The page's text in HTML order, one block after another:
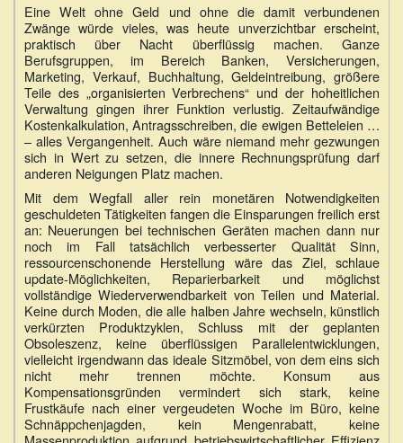
Eine Welt ohne Geld und ohne die damit verbundenen
Zwänge würde vieles, was heute unverzichtbar erscheint,
praktisch über Nacht überflüssig machen. Ganze
Berufsgruppen, im Bereich Banken, Versicherungen,
Marketing, Verkauf, Buchhaltung, Geldeintreibung, größere
Teile des „organisierten Verbrechens“ und der hoheitlichen
Verwaltung gingen ihrer Funktion verlustig. Zeitaufwändige
Kostenkalkulation, Antragsschreiben, die ewigen Betteleien …
– alles Vergangenheit. Auch wäre niemand mehr gezwungen
sich in Wert zu setzen, die innere Rechnungsprüfung darf
anderen Neigungen Platz machen.
Mit dem Wegfall aller rein monetären Notwendigkeiten
geschuldeten Tätigkeiten fangen die Einsparungen freilich erst
an: Neuerungen bei technischen Geräten machen dann nur
noch im Fall tatsächlich verbesserter Qualität Sinn,
ressourcenschonende Herstellung wäre das Ziel, schlaue
update-Möglichkeiten, Reparierbarkeit und möglichst
vollständige Wiederverwendbarkeit von Teilen und Material.
Keine durch Moden, die alle halben Jahre wechseln, künstlich
verkürzten Produktzyklen, Schluss mit der geplanten
Obsoleszenz, keine überflüssigen Parallelentwicklungen,
vielleicht irgendwann das ideale Sitzmöbel, von dem eins sich
nicht mehr trennen möchte. Konsum aus
Kompensationsgründen vermindert sich stark, keine
Frustkäufe nach einer vergeudeten Woche im Büro, keine
Schnäppchenjagden, kein Mengenrabatt, keine